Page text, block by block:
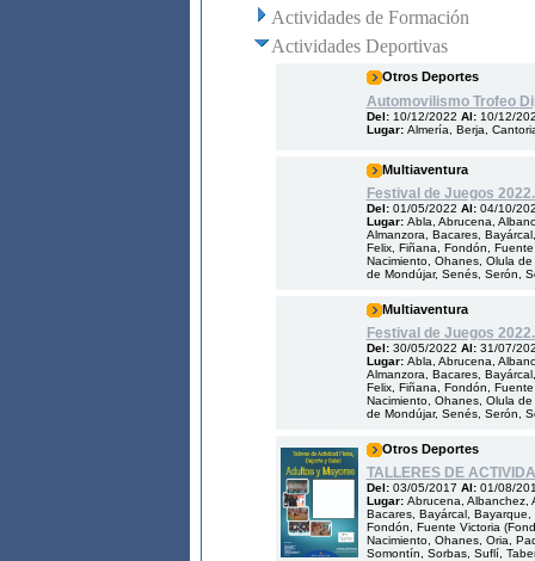
Actividades de Formación
Actividades Deportivas
Otros Deportes
Automovilismo Trofeo
Del: 10/12/2022 Al: 10/12/
Lugar: Almería, Berja,
Multiaventura
Festival de Juegos
Del: 01/05/2022 Al: 04/10/
Lugar: Abla, Abrucena,
Almanzora, Bacares,
Felix, Fiñana, Fondón,
Nacimiento, Ohanes, Olula
de Mondújar, Senés, Serón,
Multiaventura
Festival de Juegos
Del: 30/05/2022 Al: 31/07/
Lugar: Abla, Abrucena,
Almanzora, Bacares,
Felix, Fiñana, Fondón,
Nacimiento, Ohanes, Olula
de Mondújar, Senés, Serón,
Otros Deportes
TALLERES DE
Del: 03/05/2017 Al: 01/08/
Lugar: Abrucena, Albanchez,
Bacares, Bayárcal,
Fondón, Fuente Victoria
Nacimiento, Ohanes, Oria,
Somontín, Sorbas, Suflí,